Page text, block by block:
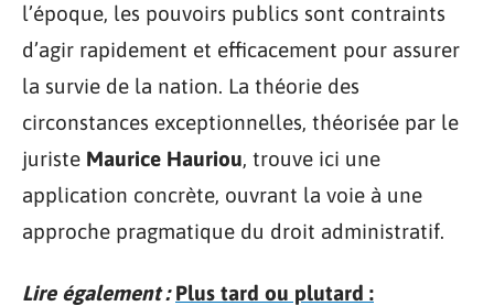
l’époque, les pouvoirs publics sont contraints
d’agir rapidement et efficacement pour assurer
la survie de la nation. La théorie des
circonstances exceptionnelles, théorisée par le
juriste Maurice Hauriou, trouve ici une
application concrète, ouvrant la voie à une
approche pragmatique du droit administratif.
Lire également : Plus tard ou plutard :